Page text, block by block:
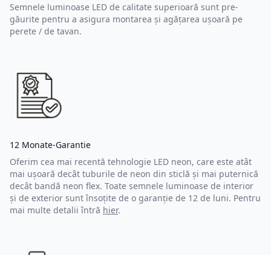
Semnele luminoase LED de calitate superioară sunt pre-
găurite pentru a asigura montarea și agățarea ușoară pe
perete / de tavan.
12 Monate-Garantie
Oferim cea mai recentă tehnologie LED neon, care este atât
mai ușoară decât tuburile de neon din sticlă și mai puternică
decât bandă neon flex. Toate semnele luminoase de interior
și de exterior sunt însoțite de o garanție de 12 de luni. Pentru
mai multe detalii întră hier.